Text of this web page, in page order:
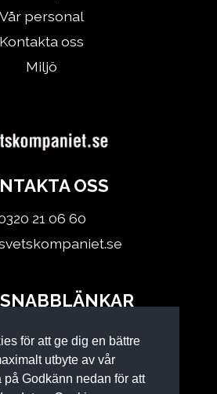
för att ge dig en bättre
utbyte av vår
Godkänn nedan för att
Vår personal
Kontakta oss
Miljö
OSS
21 06 60
Köpvillkor